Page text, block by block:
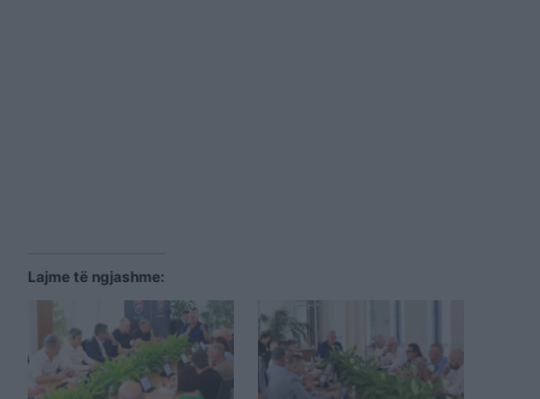
Lajme të ngjashme: